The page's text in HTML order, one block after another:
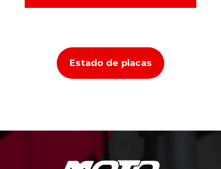
Estado de placas